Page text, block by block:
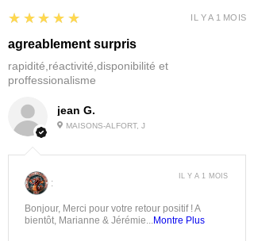
jean G.
MAISONS-ALFORT, J
5
★★★★★
agreablement surpris
rapidité,réactivité,disponibilité et
proffessionalisme
IL Y A 1 MOIS
:
Bonjour, Merci pour votre retour positif ! A
bientôt, Marianne & Jérémie...Montre Plus
IL Y A 1 MOIS